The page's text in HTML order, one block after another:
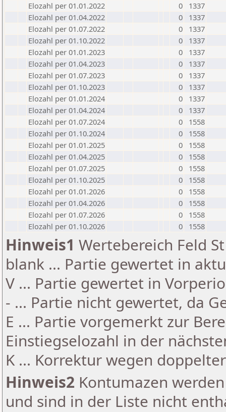
Elozahl per 01.01.2022
0
1337
Elozahl per 01.04.2022
0
1337
Elozahl per 01.07.2022
0
1337
Elozahl per 01.10.2022
0
1337
Elozahl per 01.01.2023
0
1337
Elozahl per 01.04.2023
0
1337
Elozahl per 01.07.2023
0
1337
Elozahl per 01.10.2023
0
1337
Elozahl per 01.01.2024
0
1337
Elozahl per 01.04.2024
0
1337
Elozahl per 01.07.2024
0
1558
Elozahl per 01.10.2024
0
1558
Elozahl per 01.01.2025
0
1558
Elozahl per 01.04.2025
0
1558
Elozahl per 01.07.2025
0
1558
Elozahl per 01.10.2025
0
1558
Elozahl per 01.01.2026
0
1558
Elozahl per 01.04.2026
0
1558
Elozahl per 01.07.2026
0
1558
Elozahl per 01.10.2026
0 1558
Hinweis1 Wertebereich Feld
blank ... Partie gewertet in
V ... Partie gewertet in
- ... Partie nicht gewertet, da
E ... Partie vorgemerkt zur
Einstiegselozahl in der
K ... Korrektur wegen
Hinweis2 Kontumazen
und sind in der Liste nicht